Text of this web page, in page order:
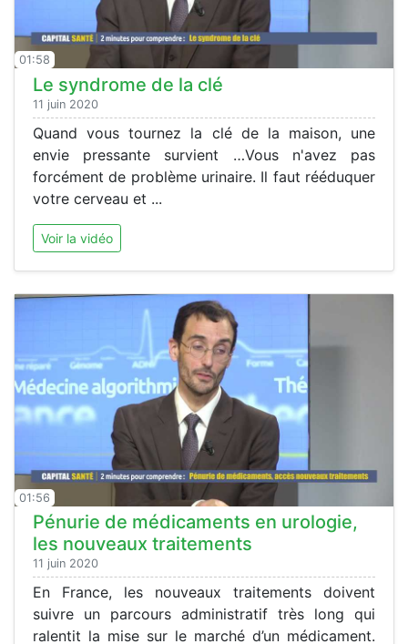
01:58
Le syndrome de la clé
11 juin 2020
Quand vous tournez la clé de la maison, une
envie pressante survient …Vous n'avez pas
forcément de problème urinaire. Il faut rééduquer
votre cerveau et ...
Voir la vidéo
01:56
Pénurie de médicaments en urologie,
les nouveaux traitements
11 juin 2020
En France, les nouveaux traitements doivent
suivre un parcours administratif très long qui
ralentit la mise sur le marché d’un médicament.